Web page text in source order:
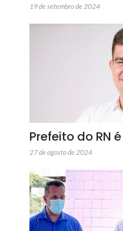
19 de setembro de 2024
Prefeito do RN
27 de agosto de 2024